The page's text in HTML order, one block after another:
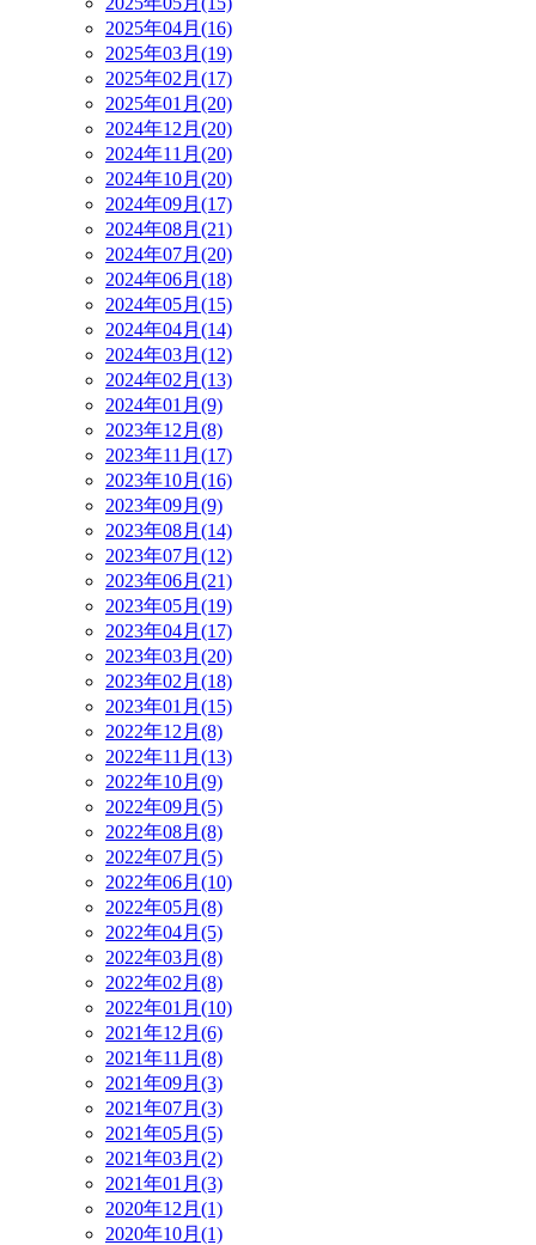
2025年04月(16)
2025年03月(19)
2025年02月(17)
2025年01月(20)
2024年12月(20)
2024年11月(20)
2024年10月(20)
2024年09月(17)
2024年08月(21)
2024年07月(20)
2024年06月(18)
2024年05月(15)
2024年04月(14)
2024年03月(12)
2024年02月(13)
2024年01月(9)
2023年12月(8)
2023年11月(17)
2023年10月(16)
2023年09月(9)
2023年08月(14)
2023年07月(12)
2023年06月(21)
2023年05月(19)
2023年04月(17)
2023年03月(20)
2023年02月(18)
2023年01月(15)
2022年12月(8)
2022年11月(13)
2022年10月(9)
2022年09月(5)
2022年08月(8)
2022年07月(5)
2022年06月(10)
2022年05月(8)
2022年04月(5)
2022年03月(8)
2022年02月(8)
2022年01月(10)
2021年12月(6)
2021年11月(8)
2021年09月(3)
2021年07月(3)
2021年05月(5)
2021年03月(2)
2021年01月(3)
2020年12月(1)
2020年10月(1)